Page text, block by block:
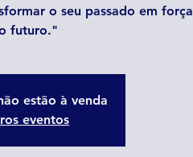
o seu passado em força
futuro."
estão à venda
eventos